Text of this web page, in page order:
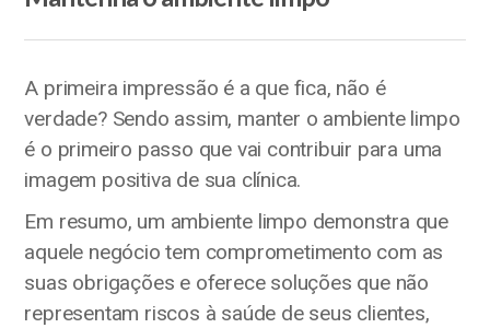
A primeira impressão é a que fica, não é
verdade? Sendo assim, manter o ambiente limpo
é o primeiro passo que vai contribuir para uma
imagem positiva de sua clínica.
Em resumo, um ambiente limpo demonstra que
aquele negócio tem comprometimento com as
suas obrigações e oferece soluções que não
representam riscos à saúde de seus clientes,